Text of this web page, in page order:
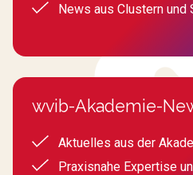
News aus Clustern und
wvib-Akademie-
Aktuelles aus der
Praxisnahe Expertise